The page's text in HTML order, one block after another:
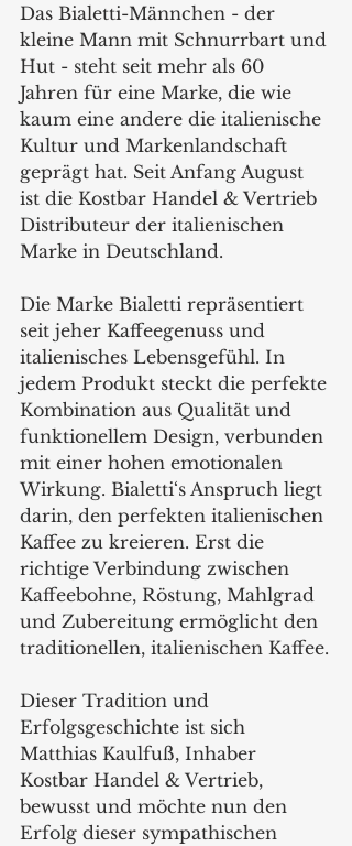
Das Bialetti-Männchen - der
kleine Mann mit Schnurrbart und
Hut - steht seit mehr als 60
Jahren für eine Marke, die wie
kaum eine andere die italienische
Kultur und Markenlandschaft
geprägt hat. Seit Anfang August
ist die Kostbar Handel & Vertrieb
Distributeur der italienischen
Marke in Deutschland.
Die Marke Bialetti repräsentiert
seit jeher Kaffeegenuss und
italienisches Lebensgefühl. In
jedem Produkt steckt die perfekte
Kombination aus Qualität und
funktionellem Design, verbunden
mit einer hohen emotionalen
Wirkung. Bialetti‘s Anspruch liegt
darin, den perfekten italienischen
Kaffee zu kreieren. Erst die
richtige Verbindung zwischen
Kaffeebohne, Röstung, Mahlgrad
und Zubereitung ermöglicht den
traditionellen, italienischen Kaffee.
Dieser Tradition und
Erfolgsgeschichte ist sich
Matthias Kaulfuß, Inhaber
Kostbar Handel & Vertrieb,
bewusst und möchte nun den
Erfolg dieser sympathischen